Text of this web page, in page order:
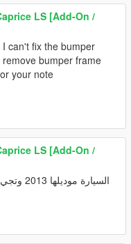
LS [Add-On /
I can't fix the bumper
bumper frame
your note
LS [Add-On /